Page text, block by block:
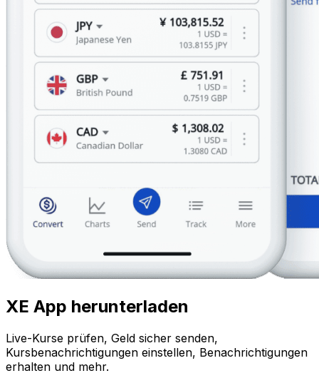
XE App herunterladen
Live-Kurse prüfen, Geld sicher senden,
Kursbenachrichtigungen einstellen, Benachrichtigungen
erhalten und mehr.